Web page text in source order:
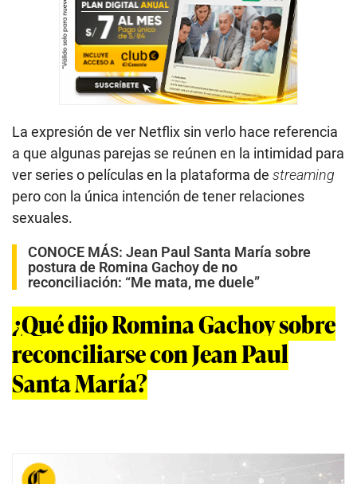
La expresión de ver Netflix sin verlo hace referencia
a que algunas parejas se reúnen en la intimidad para
ver series o películas en la plataforma de streaming
pero con la única intención de tener relaciones
sexuales.
CONOCE MÁS: Jean Paul Santa María sobre
postura de Romina Gachoy de no
reconciliación: “Me mata, me duele”
¿Qué dijo Romina Gachoy sobre
reconciliarse con Jean Paul
Santa María?